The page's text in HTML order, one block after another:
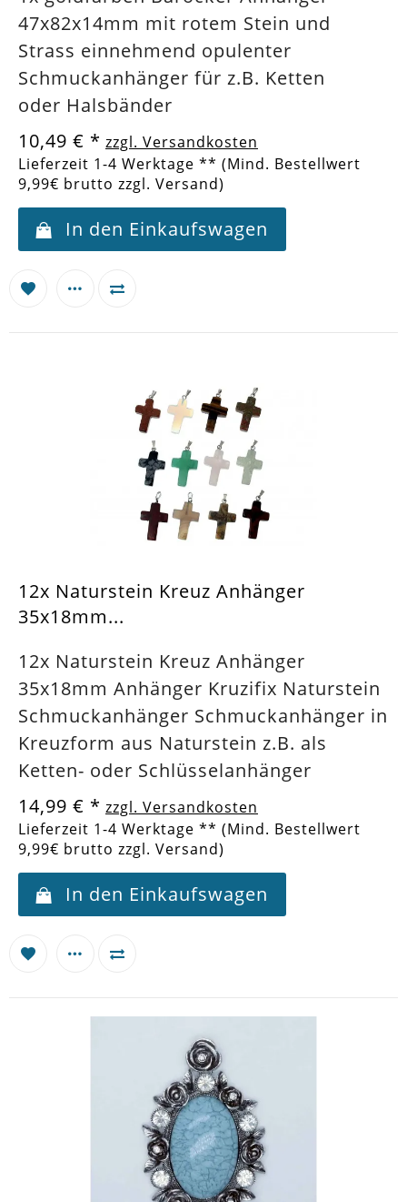
47x82x14mm mit rotem Stein und
Strass einnehmend opulenter
Schmuckanhänger für z.B. Ketten
oder Halsbänder
10,49 € * zzgl. Versandkosten
Lieferzeit 1-4 Werktage ** (Mind. Bestellwert
9,99€ brutto zzgl. Versand)
In den Einkaufswagen
12x Naturstein Kreuz Anhänger
35x18mm...
12x Naturstein Kreuz Anhänger
35x18mm Anhänger Kruzifix Naturstein
Schmuckanhänger Schmuckanhänger in
Kreuzform aus Naturstein z.B. als
Ketten- oder Schlüsselanhänger
14,99 € * zzgl. Versandkosten
Lieferzeit 1-4 Werktage ** (Mind. Bestellwert
9,99€ brutto zzgl. Versand)
In den Einkaufswagen